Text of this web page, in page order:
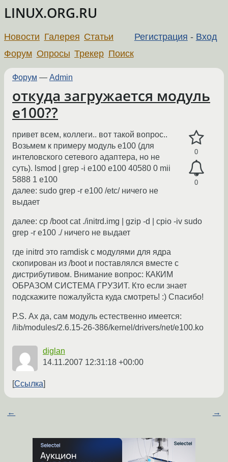
LINUX.ORG.RU
Регистрация - Вход
Новости Галерея Статьи
Форум Опросы Трекер Поиск
Форум — Admin
откуда загружается модуль
e100??
0
0
привет всем, коллеги.. вот такой вопрос..
Возьмем к примеру модуль e100 (для
интеловского сетевого адаптера, но не
суть). lsmod | grep -i e100 e100 40580 0 mii
5888 1 e100
далее: sudo grep -r e100 /etc/ ничего не
выдает
далее: cp /boot cat ./initrd.img | gzip -d | cpio -iv sudo
grep -r e100 ./ ничего не выдает
где initrd это ramdisk с модулями для ядра
скопирован из /boot и поставлялся вместе с
дистрибутивом. Внимание вопрос: КАКИМ
ОБРАЗОМ СИСТЕМА ГРУЗИТ. Кто если знает
подскажите пожалуйста куда смотреть! :) Спасибо!
P.S. Ах да, сам модуль естественно имеется:
/lib/modules/2.6.15-26-386/kernel/drivers/net/e100.ko
diglan
14.11.2007 12:31:18 +00:00
Ссылка
← →